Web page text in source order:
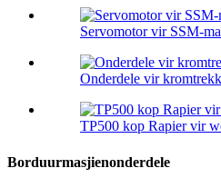
Servomotor vir SSM-
Onderdele vir
TP500 kop Rapier vir
Borduurmasjienonderdele